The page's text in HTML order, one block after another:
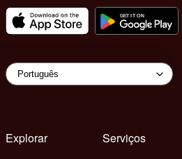
Explorar
Serviços